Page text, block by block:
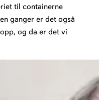
til containerne
ganger er det også
og da er det vi